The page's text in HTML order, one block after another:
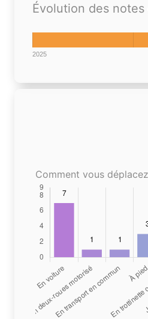
Évolution des
2025
Comment vous